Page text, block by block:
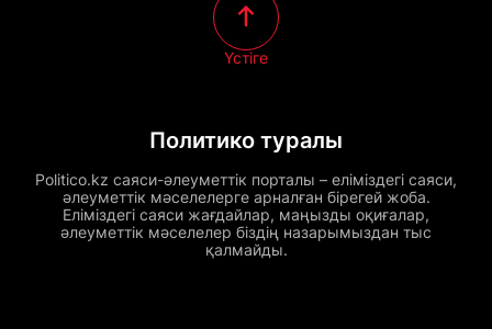
Политико туралы
Politico.kz саяси-әлеуметтік порталы – еліміздегі саяси,
әлеуметтік мәселелерге арналған бірегей жоба.
Еліміздегі саяси жағдайлар, маңызды оқиғалар,
әлеуметтік мәселелер біздің назарымыздан тыс
қалмайды.
Үстіге